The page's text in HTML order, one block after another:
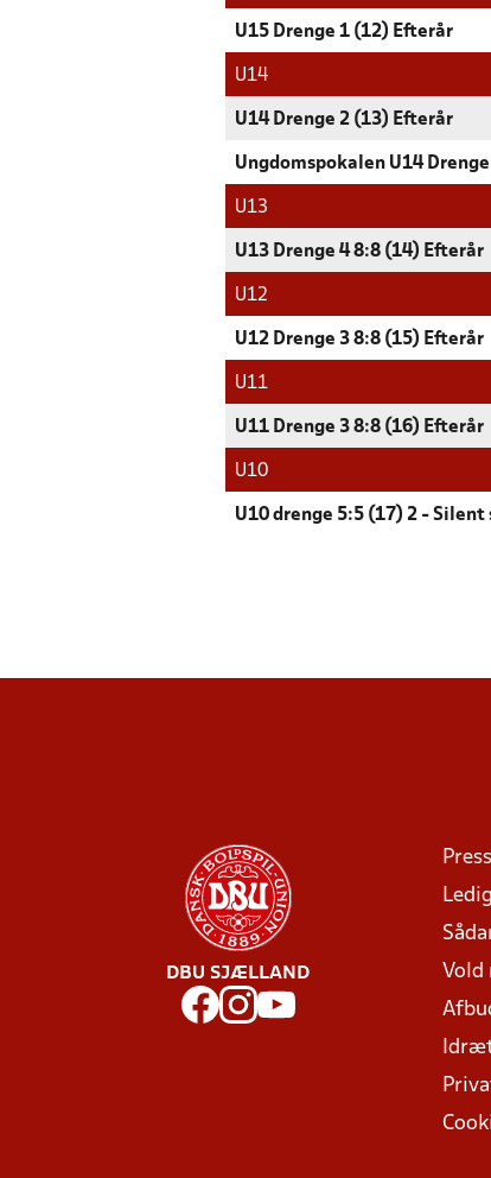
U15 Drenge 1 (12) Efterår
U14
U14 Drenge 2 (13) Efterår
Ungdomspokalen U14
U13
U13 Drenge 4 8:8 (14) Efterår
U12
U12 Drenge 3 8:8 (15) Efterår
U11
U11 Drenge 3 8:8 (16) Efterår
U10
U10 drenge 5:5 (17) 2 -
DBU SJÆLLAND
Vold